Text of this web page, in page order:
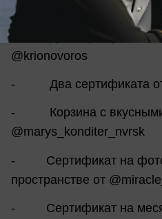
спонсоров:
- Два сертификата
@krionovoros
- Два сертификата от
- Корзина с вкусными
@marys_konditer_nvrsk
- Сертификат на
пространстве от
- Сертификат на